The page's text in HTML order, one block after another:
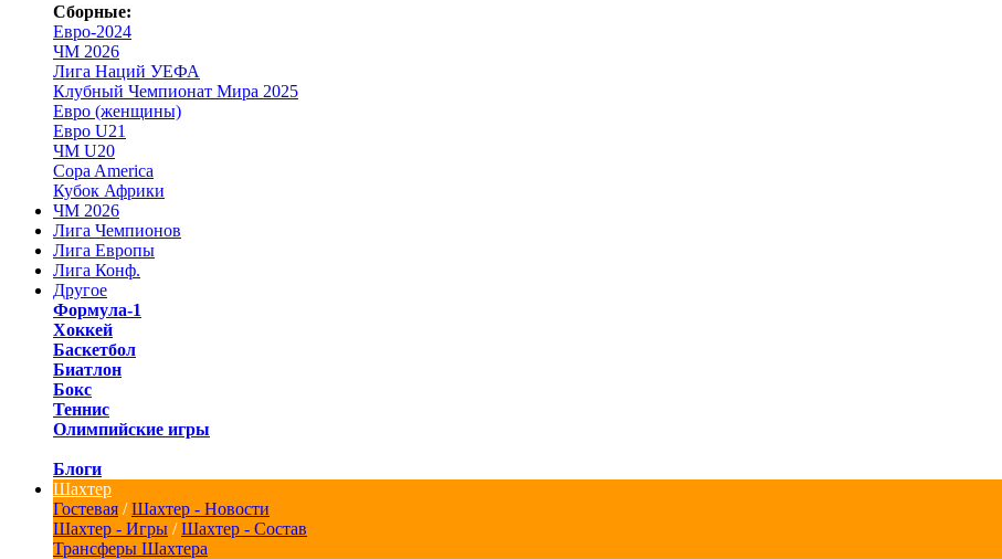
Сборные:
Евро-2024
ЧМ 2026
Лига Наций УЕФА
Клубный Чемпионат Мира 2025
Евро (женщины)
Евро U21
ЧМ U20
Copa America
Кубок Африки
ЧМ 2026
Лига Чемпионов
Лига Европы
Лига Конф.
Другое
Формула-1
Хоккей
Баскетбол
Биатлон
Бокс
Теннис
Олимпийские игры
Блоги
Шахтер
Гостевая /Шахтер - Новости
Шахтер - Игры /Шахтер - Состав
Трансферы Шахтера